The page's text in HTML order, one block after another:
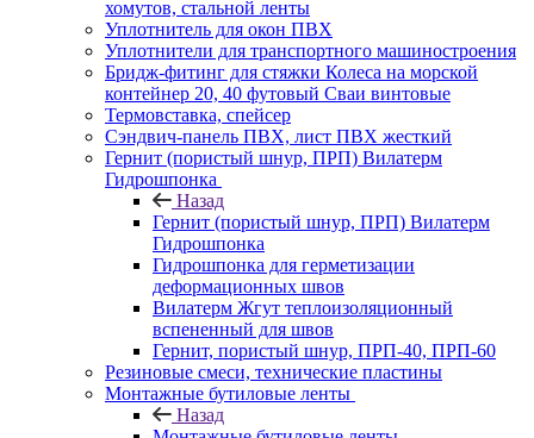
хомутов, стальной ленты
Уплотнитель для окон ПВХ
Уплотнители для транспортного машиностроения
Бридж-фитинг для стяжки Колеса на морской
контейнер 20, 40 футовый Сваи винтовые
Термовставка, спейсер
Сэндвич-панель ПВХ, лист ПВХ жесткий
Гернит (пористый шнур, ПРП) Вилатерм
Гидрошпонка
Назад
Гернит (пористый шнур, ПРП) Вилатерм
Гидрошпонка
Гидрошпонка для герметизации
деформационных швов
Вилатерм Жгут теплоизоляционный
вспененный для швов
Гернит, пористый шнур, ПРП-40, ПРП-60
Резиновые смеси, технические пластины
Монтажные бутиловые ленты
Назад